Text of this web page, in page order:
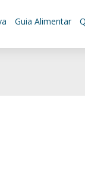
Guia Alimentar